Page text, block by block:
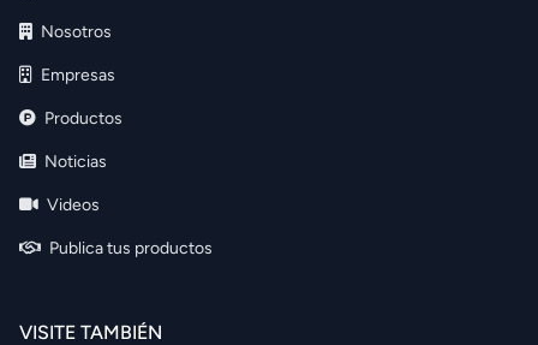
Nosotros
Empresas
Productos
Noticias
Videos
Publica tus productos
VISITE TAMBIÉN